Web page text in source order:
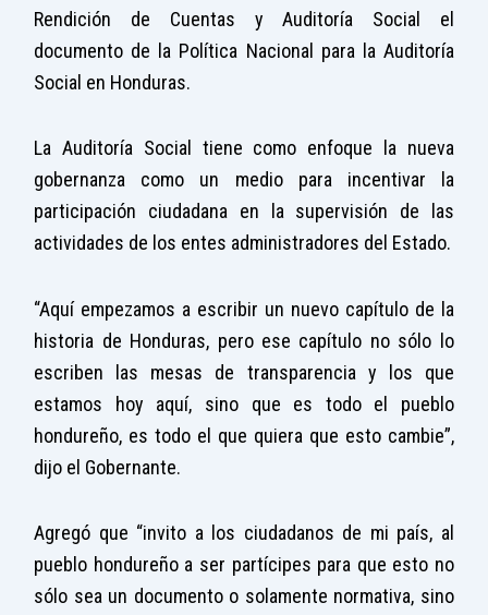
Rendición de Cuentas y Auditoría Social el
documento de la Política Nacional para la Auditoría
Social en Honduras.
La Auditoría Social tiene como enfoque la nueva
gobernanza como un medio para incentivar la
participación ciudadana en la supervisión de las
actividades de los entes administradores del Estado.
“Aquí empezamos a escribir un nuevo capítulo de la
historia de Honduras, pero ese capítulo no sólo lo
escriben las mesas de transparencia y los que
estamos hoy aquí, sino que es todo el pueblo
hondureño, es todo el que quiera que esto cambie”,
dijo el Gobernante.
Agregó que “invito a los ciudadanos de mi país, al
pueblo hondureño a ser partícipes para que esto no
sólo sea un documento o solamente normativa, sino